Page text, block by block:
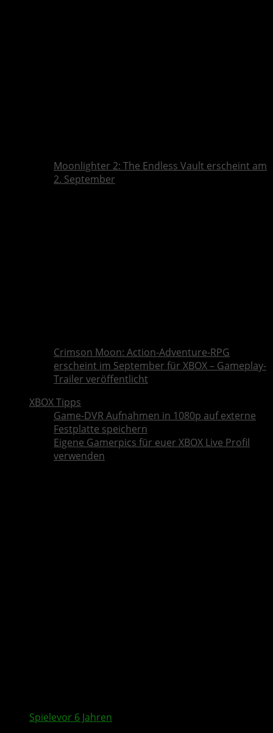
Moonlighter 2: The Endless Vault erscheint am
2. September
Crimson Moon: Action-Adventure-RPG
erscheint im September für XBOX – Gameplay-
Trailer veröffentlicht
XBOX Tipps
Game-DVR Aufnahmen in 1080p auf externe
Festplatte speichern
Eigene Gamerpics für euer XBOX Live Profil
verwenden
Spielevor 6 Jahren